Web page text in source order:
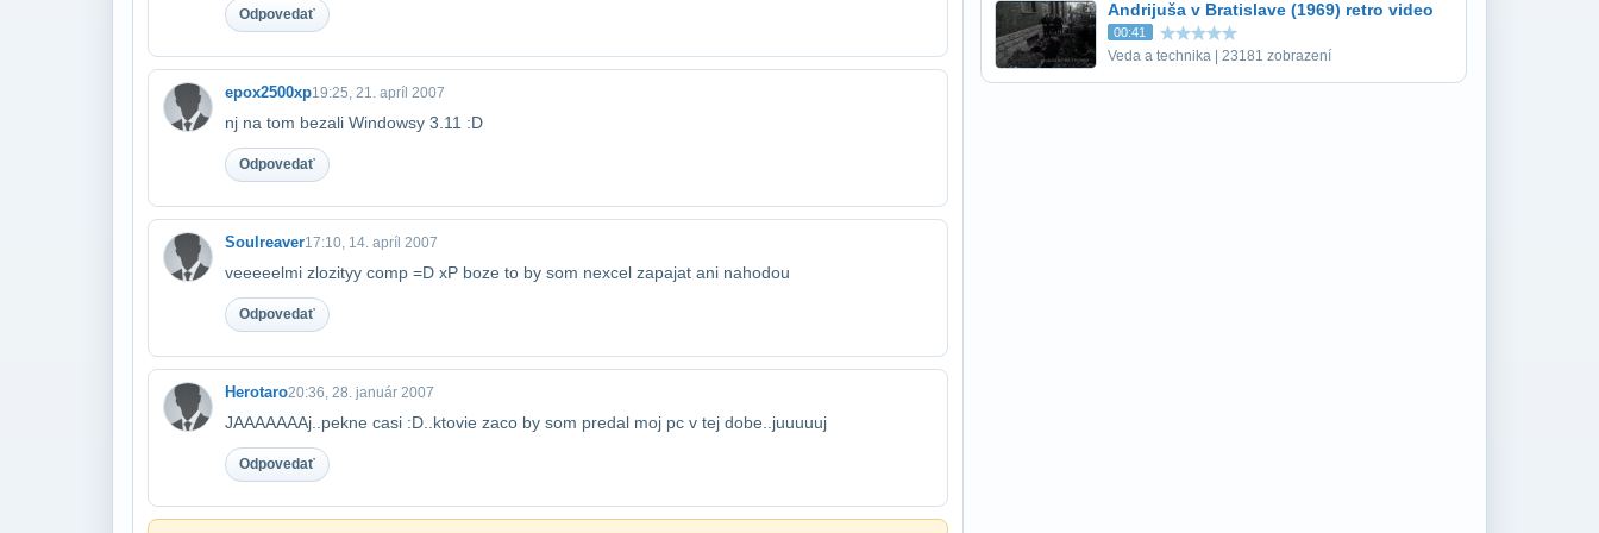
Odpovedať
epox2500xp19:25, 21. apríl 2007
nj na tom bezali Windowsy 3.11 :D
Odpovedať
Soulreaver17:10, 14. apríl 2007
veeeeelmi zlozityy comp =D xP boze to by som nexcel zapajat ani nahodou
Odpovedať
Herotaro20:36, 28. január 2007
JAAAAAAAj..pekne casi :D..ktovie zaco by som predal moj pc v tej dobe..juuuuuj
Odpovedať
Andrijuša v Bratislave (1969) retro video
00:41
Veda a technika | 23181 zobrazení